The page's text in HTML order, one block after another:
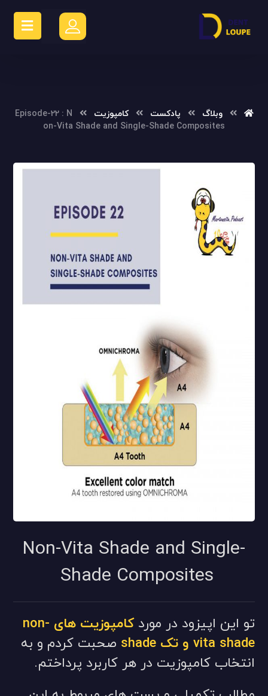
وبلاگ پادکست کامپوزیت
Episode-22 : N
on-Vita Shade and Single-Shade Composites
Non-Vita Shade and Single-
Shade Composites
تو این اپیزود در مورد
کامپوزیت های non-
vita shade و تک shade
صحبت کردم و به
انتخاب کامپوزیت در هر کاربرد پرداختم.